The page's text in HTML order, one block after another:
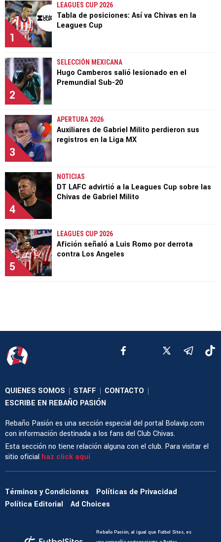
1
LEAGUES CUP 2026
Tabla de posiciones: Así va Chivas en la
Leagues Cup
2
SELECCIÓN MEXICANA
Hugo Camberos salió lesionado en el
Premundial Sub-20
3
APERTURA 2026
Auxiliares de Gabriel Milito perdieron sus
registros en la Liga MX
4
NOTICIAS
DT LAFC advirtió a la Leagues Cup sobre las
Chivas de Gabriel Milito
5
LEAGUES CUP 2026
Afición señaló a Luis Romo por derrota
contra Los Angeles
QUIENES SOMOS | STAFF | CONTACTO |
ESCRIBE EN REBAÑO PASIÓN
Rebaño Pasión es una sección especial del portal Bolavip.com
con información destinada a los fans del Club Chivas.
Esta sección no tiene relación alguna con el club. Para visitar el
sitio oficial haz click aquí
Términos y Condiciones
Políticas de Privacidad
Política Editorial
Ad Choices
Rebaño Pasión, al igual que Futbol Sites, es